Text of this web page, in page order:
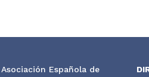
Asociación Española de